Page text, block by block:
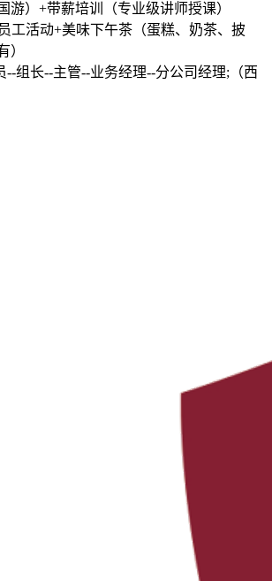
游）+带薪培训（专业级讲师授课）
工活动+美味下午茶（蛋糕、奶茶、披
）
--组长--主管--业务经理--分公司经理;（西